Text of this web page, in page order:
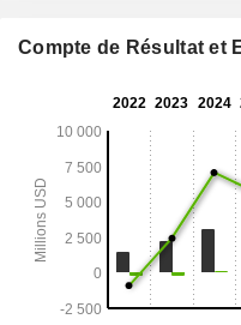
Compte de Résultat et